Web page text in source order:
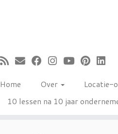
Home Over Locatie-
10 lessen na 10 jaar